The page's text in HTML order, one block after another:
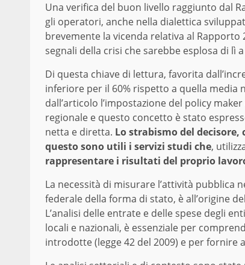
Una verifica del buon livello raggiunto dal
gli operatori, anche nella dialettica
brevemente la vicenda relativa al
segnali della crisi che sarebbe esplosa di lì
Di questa chiave di lettura, favorita
inferiore per il 60% rispetto a quella media
dall’articolo l’impostazione del policy
regionale e questo concetto è stato
netta e diretta. Lo strabismo del decisore,
questo sono utili i servizi studi che,
rappresentare i risultati del proprio
La necessità di misurare l’attività pubblica
federale della forma di stato, è all’origine
L’analisi delle entrate e delle spese degli
locali e nazionali, è essenziale per
introdotte (legge 42 del 2009) e per fornire